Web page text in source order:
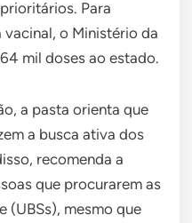
Para
o Ministério da
mil doses ao estado.
a pasta orienta que
a busca ativa dos
recomenda a
que procurarem as
(UBSs), mesmo que